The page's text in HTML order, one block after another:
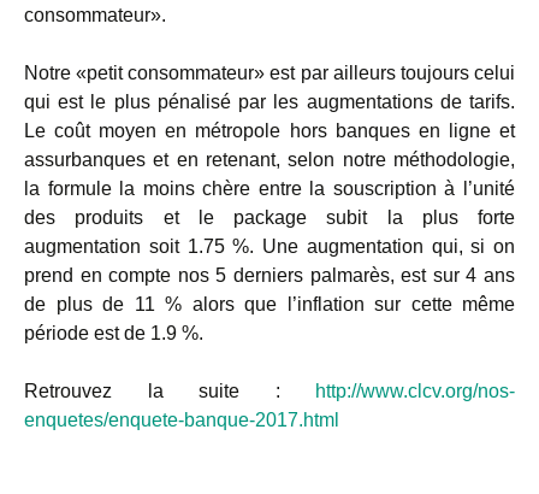
consommateur».
Notre «petit consommateur» est par ailleurs toujours celui
qui est le plus pénalisé par les augmentations de tarifs.
Le coût moyen en métropole hors banques en ligne et
assurbanques et en retenant, selon notre méthodologie,
la formule la moins chère entre la souscription à l’unité
des produits et le package subit la plus forte
augmentation soit 1.75 %. Une augmentation qui, si on
prend en compte nos 5 derniers palmarès, est sur 4 ans
de plus de 11 % alors que l’inflation sur cette même
période est de 1.9 %.
Retrouvez la suite :
http://www.clcv.org/nos-
enquetes/enquete-banque-2017.html